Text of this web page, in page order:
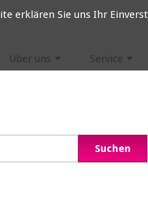
Über uns Service
erklären Sie uns Ihr